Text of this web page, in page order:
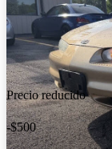
Precio reducido
-$500